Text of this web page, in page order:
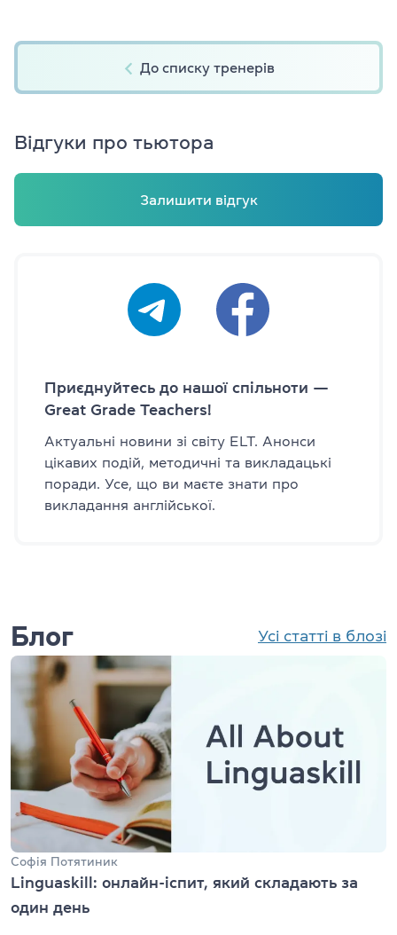
До списку тренерів
Відгуки про тьютора
Залишити відгук
Приєднуйтесь до нашої спільноти —
Great Grade Teachers!
Актуальні новини зі світу ELT. Анонси
цікавих подій, методичні та викладацькі
поради. Усе, що ви маєте знати про
викладання англійської.
Блог Усі статті в блозі
Софія Потятиник
Linguaskill: онлайн-іспит, який складають за
один день